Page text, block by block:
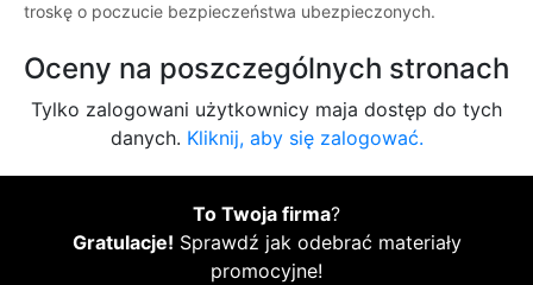
troskę o poczucie bezpieczeństwa ubezpieczonych.
Oceny na poszczególnych stronach
Tylko zalogowani użytkownicy maja dostęp do tych
danych. Kliknij, aby się zalogować.
To Twoja firma?
Gratulacje! Sprawdź jak odebrać materiały
promocyjne!